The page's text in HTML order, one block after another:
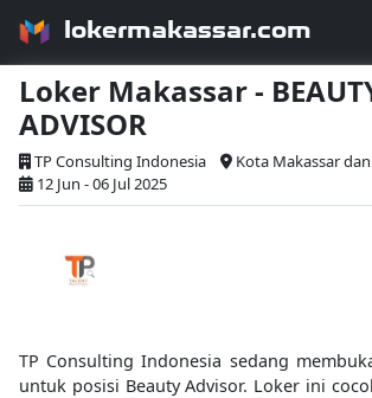
lokermakassar.com
Loker Makassar -
ADVISOR
TP Consulting Indonesia
Kota Makassar
12 Jun - 06 Jul 2025
TP Consulting Indonesia sedang
untuk posisi Beauty Advisor. Loker ini